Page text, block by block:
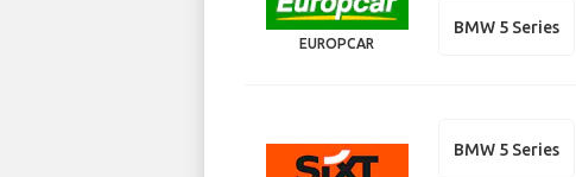
EUROPCAR
BMW 5 Series
BMW 5 Series